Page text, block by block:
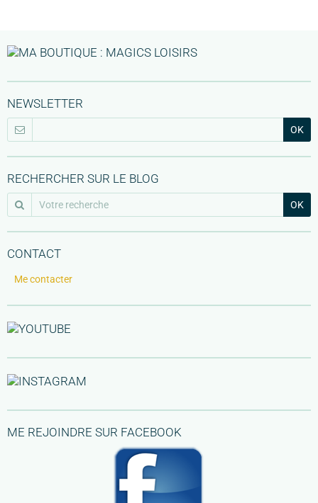
NEWSLETTER
OK
RECHERCHER SUR LE BLOG
OK
CONTACT
Me contacter
ME REJOINDRE SUR FACEBOOK